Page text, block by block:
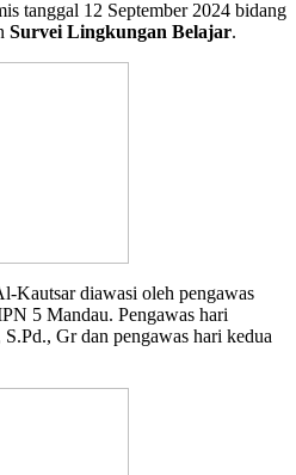
tanggal 12 September 2024 bidang
Survei Lingkungan Belajar.
Kautsar diawasi oleh pengawas
5 Mandau. Pengawas hari
Gr dan pengawas hari kedua